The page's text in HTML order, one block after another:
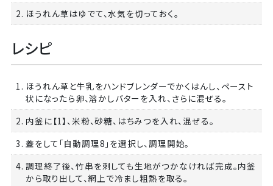
2. ほうれん草はゆでて、水気を切っておく。
レシピ
1. ほうれん草と牛乳をハンドブレンダーでかくはんし、ペースト
状になったら卵、溶かしバターを入れ、さらに混ぜる。
2. 内釜に【1】、米粉、砂糖、はちみつを入れ、混ぜる。
3. 蓋をして「自動調理8」を選択し、調理開始。
4. 調理終了後、竹串を刺しても生地がつかなければ完成。内釜
から取り出して、網上で冷まし粗熱を取る。